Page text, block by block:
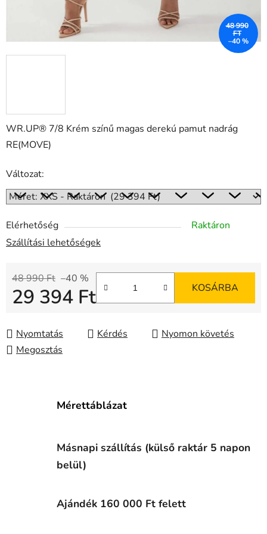
WR.UP® 7/8 Krém színű magas derekú pamut nadrág
RE(MOVE)
Változat:
Elérhetőség
Raktáron
Szállítási lehetőségek
48 990 Ft –40 %
29 394 Ft KOSÁRBA
Nyomtatás Kérdés
Nyomon követés
Megosztás
48 990
FT
–40 %
Mérettáblázat
Másnapi szállítás (külső raktár 5 napon
belül)
Ajándék 160 000 Ft felett